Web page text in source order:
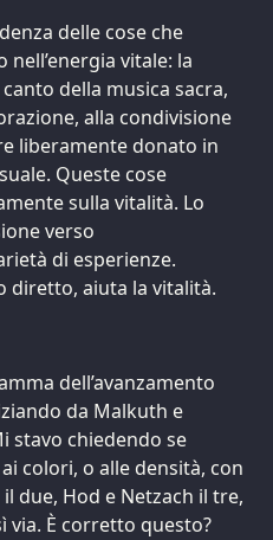
delle cose che
vitale: la
della musica sacra,
alla condivisione
liberamente donato in
Queste cose
sulla vitalità. Lo
verso
di esperienze.
diretto, aiuta la vitalità.
dell’avanzamento
da Malkuth e
stavo chiedendo se
colori, o alle densità, con
due, Hod e Netzach il tre,
via. È corretto questo?